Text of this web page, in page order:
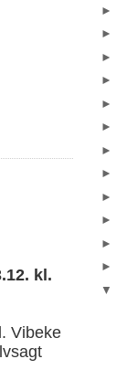
kl.
Vibeke
►
►
►
►
►
►
►
►
►
►
►
►
▼